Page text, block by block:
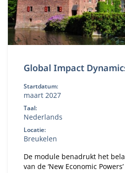
Global Impact
Startdatum:
maart 2027
Taal:
Nederlands
Locatie:
Breukelen
De module benadrukt het
van de ‘New Economic